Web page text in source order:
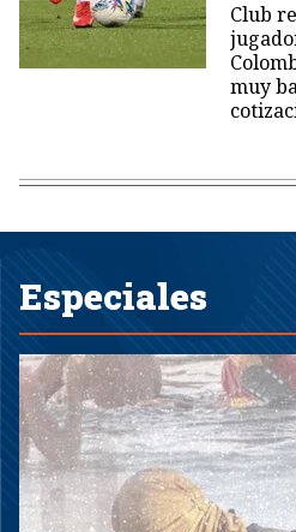
Club
muy
Especiales